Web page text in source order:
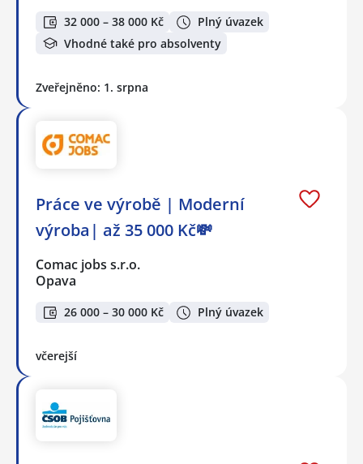
32 000 – 38 000 Kč
Plný úvazek
Vhodné také pro absolventy
Zveřejněno: 1. srpna
Práce ve výrobě | Moderní
výroba| až 35 000 Kč💸
Comac jobs s.r.o.
Opava
26 000 – 30 000 Kč Plný úvazek
včerejší